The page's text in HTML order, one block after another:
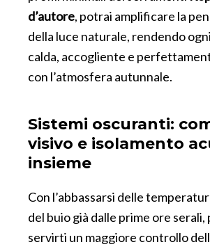
d’autore, potrai amplificare la
della luce naturale, rendendo
calda, accogliente e
con l’atmosfera autunnale.
Sistemi oscuranti:
visivo e isolamento
insieme
Con l’abbassarsi delle
del buio già dalle prime ore
servirti un maggiore controllo